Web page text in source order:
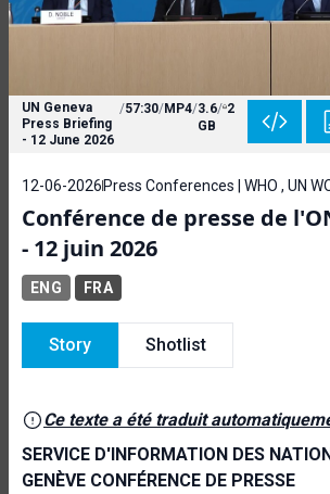
UN Geneva
Press Briefing
- 12 June 2026
/57:30/MP4/3.6
GB
/ 2
12-06-2026 Press Conferences | WHO , UN
Conférence de presse de
- 12 juin 2026
ENG FRA
Story Shotlist
Ce texte a été traduit
SERVICE D'INFORMATION DES
GENÈVE CONFÉRENCE DE PRESSE